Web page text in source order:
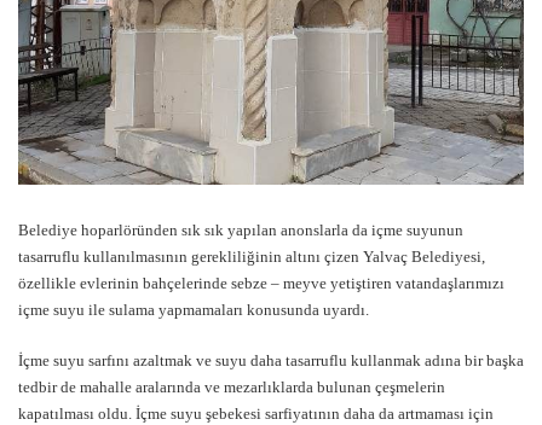
Belediye hoparlöründen sık sık yapılan anonslarla da içme suyunun
tasarruflu kullanılmasının gerekliliğinin altını çizen Yalvaç Belediyesi,
özellikle evlerinin bahçelerinde sebze – meyve yetiştiren vatandaşlarımızı
içme suyu ile sulama yapmamaları konusunda uyardı.
İçme suyu sarfını azaltmak ve suyu daha tasarruflu kullanmak adına bir başka
tedbir de mahalle aralarında ve mezarlıklarda bulunan çeşmelerin
kapatılması oldu. İçme suyu şebekesi sarfiyatının daha da artmaması için